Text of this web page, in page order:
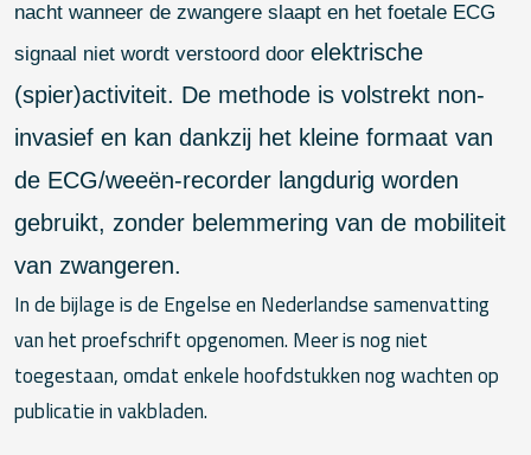
nacht wanneer de zwangere slaapt en het foetale ECG
signaal niet wordt verstoord door elektrische
(spier)activiteit. De methode is volstrekt non-
invasief en kan dankzij het kleine formaat van
de ECG/weeën-recorder langdurig worden
gebruikt, zonder belemmering van de mobiliteit
van zwangeren.
In de bijlage is de Engelse en Nederlandse samenvatting
van het proefschrift opgenomen. Meer is nog niet
toegestaan, omdat enkele hoofdstukken nog wachten op
publicatie in vakbladen.